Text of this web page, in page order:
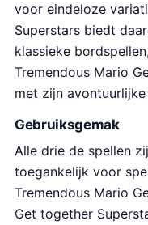
voor eindeloze
Superstars biedt
klassieke
Tremendous Mario
met zijn
Gebruiksgemak
Alle drie de spellen
toegankelijk voor
Tremendous Mario
Get together